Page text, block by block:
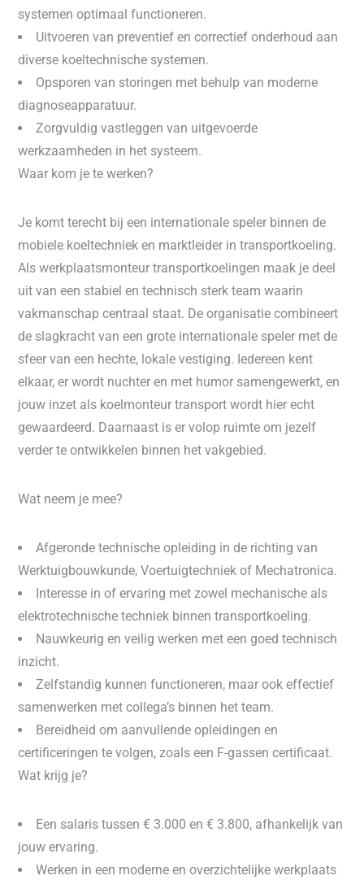
systemen optimaal functioneren.
Uitvoeren van preventief en correctief onderhoud aan
diverse koeltechnische systemen.
Opsporen van storingen met behulp van moderne
diagnoseapparatuur.
Zorgvuldig vastleggen van uitgevoerde
werkzaamheden in het systeem.
Waar kom je te werken?
Je komt terecht bij een internationale speler binnen de
mobiele koeltechniek en marktleider in transportkoeling.
Als werkplaatsmonteur transportkoelingen maak je deel
uit van een stabiel en technisch sterk team waarin
vakmanschap centraal staat. De organisatie combineert
de slagkracht van een grote internationale speler met de
sfeer van een hechte, lokale vestiging. Iedereen kent
elkaar, er wordt nuchter en met humor samengewerkt, en
jouw inzet als koelmonteur transport wordt hier echt
gewaardeerd. Daarnaast is er volop ruimte om jezelf
verder te ontwikkelen binnen het vakgebied.
Wat neem je mee?
Afgeronde technische opleiding in de richting van
Werktuigbouwkunde, Voertuigtechniek of Mechatronica.
Interesse in of ervaring met zowel mechanische als
elektrotechnische techniek binnen transportkoeling.
Nauwkeurig en veilig werken met een goed technisch
inzicht.
Zelfstandig kunnen functioneren, maar ook effectief
samenwerken met collega’s binnen het team.
Bereidheid om aanvullende opleidingen en
certificeringen te volgen, zoals een F-gassen certificaat.
Wat krijg je?
Een salaris tussen € 3.000 en € 3.800, afhankelijk van
jouw ervaring.
Werken in een moderne en overzichtelijke werkplaats